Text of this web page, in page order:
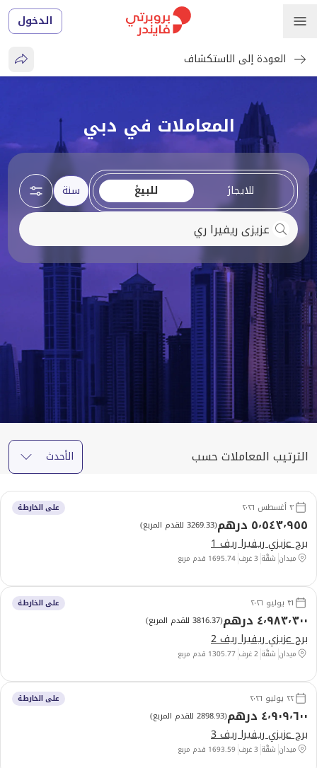
الدخول
العودة إلى الاستكشاف
المعاملات في دبي
للايجارً للبيعً سنة
الترتيب المعاملات حسب الأحدث
٣ أغسطس ٢٠٢٦ على الخارطة
٥٬٥٤٣٬٩٥٥ درهم (3269.33 للقدم المربع )
برج عزيزي ريفيرا ريف 1
ميدان شقَّة 3 غرف 1695.74 قدم مربع
٣١ يوليو ٢٠٢٦ على الخارطة
٤٬٩٨٣٬٣٠٠ درهم (3816.37 للقدم المربع )
برج عزيزي ريفيرا ريف 2
ميدان شقَّة 2 غرف 1305.77 قدم مربع
٢٢ يوليو ٢٠٢٦ على الخارطة
٤٬٩٠٩٬٦٠٠ درهم (2898.93 للقدم المربع )
برج عزيزي ريفيرا ريف 3
ميدان شقَّة 3 غرف 1693.59 قدم مربع